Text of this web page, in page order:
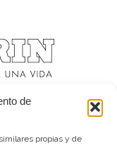
de
propias y de